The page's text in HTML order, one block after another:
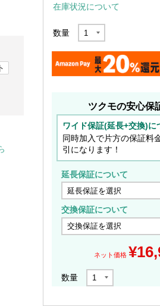
在庫状況について
数量
ツクモの安心保
ワイド保証(延長+交換)に
同時加入で片方の保証料
引になります！
延長保証について
交換保証について
ネット価格 ¥
数量